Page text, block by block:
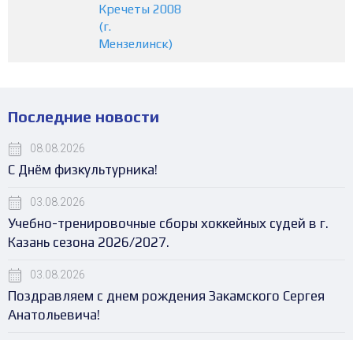
Кречеты 2008
(г.
Мензелинск)
Последние новости
08.08.2026
С Днём физкультурника!
03.08.2026
Учебно-тренировочные сборы хоккейных судей в г.
Казань сезона 2026/2027.
03.08.2026
Поздравляем с днем рождения Закамского Сергея
Анатольевича!